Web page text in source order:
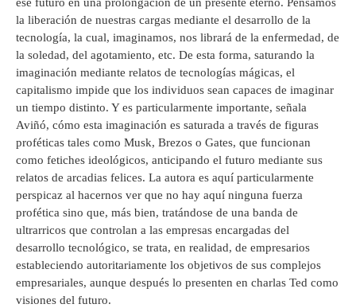
ese futuro en una prolongación de un presente eterno. Pensamos
la liberación de nuestras cargas mediante el desarrollo de la
tecnología, la cual, imaginamos, nos librará de la enfermedad, de
la soledad, del agotamiento, etc. De esta forma, saturando la
imaginación mediante relatos de tecnologías mágicas, el
capitalismo impide que los individuos sean capaces de imaginar
un tiempo distinto. Y es particularmente importante, señala
Aviñó, cómo esta imaginación es saturada a través de figuras
proféticas tales como Musk, Brezos o Gates, que funcionan
como fetiches ideológicos, anticipando el futuro mediante sus
relatos de arcadias felices. La autora es aquí particularmente
perspicaz al hacernos ver que no hay aquí ninguna fuerza
profética sino que, más bien, tratándose de una banda de
ultrarricos que controlan a las empresas encargadas del
desarrollo tecnológico, se trata, en realidad, de empresarios
estableciendo autoritariamente los objetivos de sus complejos
empresariales, aunque después lo presenten en charlas Ted como
visiones del futuro.